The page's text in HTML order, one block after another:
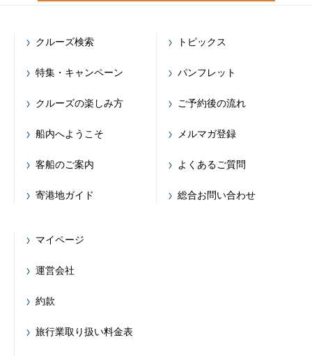
クルーズ検索
特集・キャンペーン
クルーズの楽しみ方
船内へようこそ
客船のご案内
寄港地ガイド
トピックス
パンフレット
ご予約後の流れ
メルマガ登録
よくあるご質問
総合お問い合わせ
マイページ
運営会社
約款
旅行業取り扱い料金表